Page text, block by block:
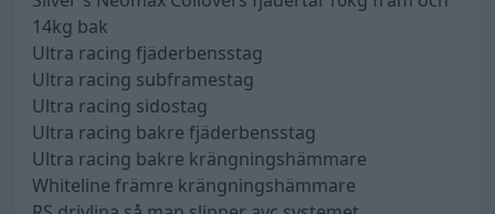
14kg bak
Ultra racing fjäderbensstag
Ultra racing subframestag
Ultra racing sidostag
Ultra racing bakre fjäderbensstag
Ultra racing bakre krängningshämmare
Whiteline främre krängningshämmare